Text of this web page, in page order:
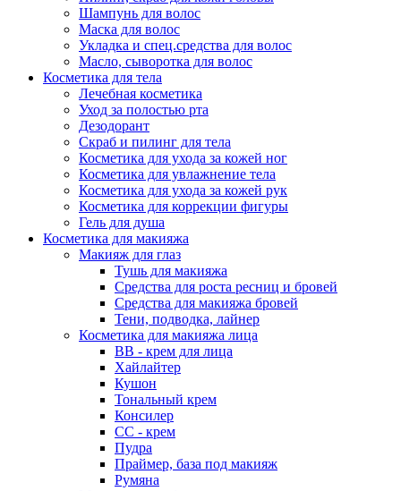
Шампунь для волос
Маска для волос
Укладка и спец.средства для волос
Масло, сыворотка для волос
Косметика для тела
Лечебная косметика
Уход за полостью рта
Дезодорант
Скраб и пилинг для тела
Косметика для ухода за кожей ног
Косметика для увлажнение тела
Косметика для ухода за кожей рук
Косметика для коррекции фигуры
Гель для душа
Косметика для макияжа
Макияж для глаз
Тушь для макияжа
Средства для роста ресниц и бровей
Средства для макияжа бровей
Тени, подводка, лайнер
Косметика для макияжа лица
ВВ - крем для лица
Хайлайтер
Кушон
Тональный крем
Консилер
СС - крем
Пудра
Праймер, база под макияж
Румяна